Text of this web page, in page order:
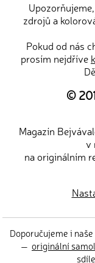
zdrojů a
Pokud od nás
prosím nejdříve
©
Magazín
v
na originálním
Doporučujeme i
— originální